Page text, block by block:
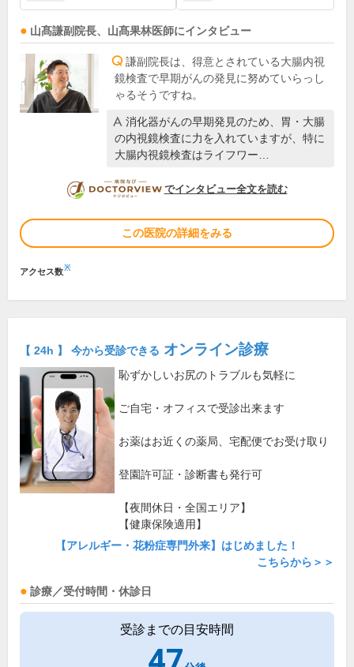
山髙謙副院長、 山髙果林医師にインタビュー
謙副院長は、得意とされている大腸内視
鏡検査で早期がんの発見に努めていらっし
ゃるそうですね。
消化器がんの早期発見のため、胃・大腸
の内視鏡検査に力を入れていますが、特に
大腸内視鏡検査はライフワー…
DOCTORVIEW
でインタビュー全文を読む
この医院の詳細をみる
アクセス数※
【 24h 】 今から受診できる オンライン診療
恥ずかしいお尻のトラブルも気軽に
ご自宅・オフィスで受診出来ます
お薬はお近くの薬局、宅配便でお受け取り
登園許可証・診断書も発行可
【夜間休日・全国エリア】
【健康保険適用】
【アレルギー・花粉症専門外来】はじめました！
こちらから＞＞
診療／受付時間・休診日
受診までの目安時間